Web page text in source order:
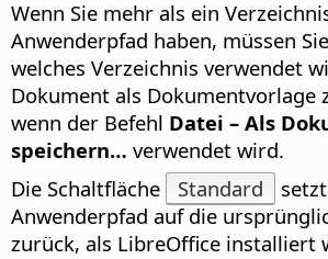
Wenn Sie mehr als ein
Anwenderpfad haben, müssen
welches Verzeichnis verwendet
Dokument als Dokumentvorlage
wenn der Befehl Datei – Als
speichern… verwendet wird.
Die Schaltfläche
Standard
Anwenderpfad auf die
zurück, als LibreOffice installiert